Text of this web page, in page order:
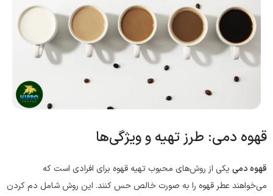
قهوه دمی: طرز تهیه و ویژگی‌ها
قهوه دمی یکی از روش‌های محبوب تهیه قهوه برای افرادی است که
می‌خواهند عطر قهوه را به صورت خالص حس کنند. این روش شامل دم کردن